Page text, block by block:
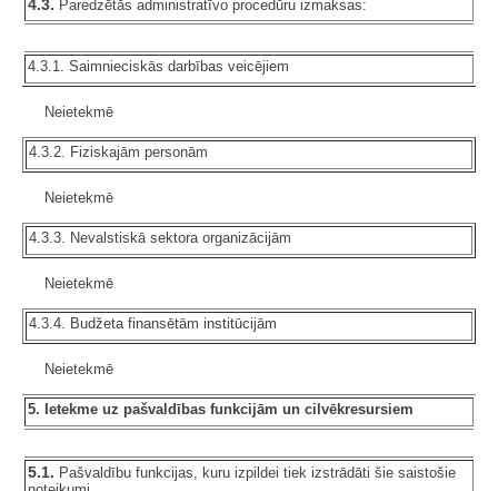
4.3. Paredzētās administratīvo procedūru izmaksas:
4.3.1. Saimnieciskās darbības veicējiem
Neietekmē
4.3.2. Fiziskajām personām
Neietekmē
4.3.3. Nevalstiskā sektora organizācijām
Neietekmē
4.3.4. Budžeta finansētām institūcijām
Neietekmē
5. Ietekme uz pašvaldības funkcijām un cilvēkresursiem
5.1. Pašvaldību funkcijas, kuru izpildei tiek izstrādāti šie saistošie